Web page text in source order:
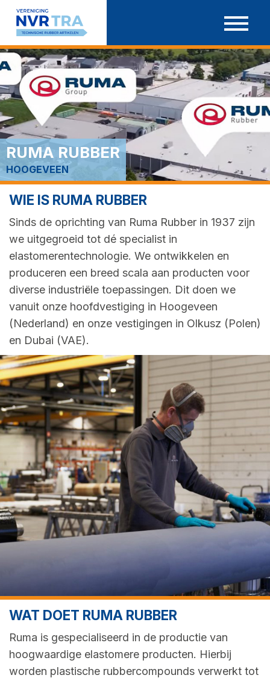
door
naar
inhoud
RUMA RUBBER
HOOGEVEEN
WIE IS RUMA RUBBER
Sinds de oprichting van Ruma Rubber in 1937 zijn
we uitgegroeid tot dé specialist in
elastomerentechnologie. We ontwikkelen en
produceren een breed scala aan producten voor
diverse industriële toepassingen. Dit doen we
vanuit onze hoofdvestiging in Hoogeveen
(Nederland) en onze vestigingen in Olkusz (Polen)
en Dubai (VAE).
WAT DOET RUMA RUBBER
Ruma is gespecialiseerd in de productie van
hoogwaardige elastomere producten. Hierbij
worden plastische rubber­compounds verwerkt tot